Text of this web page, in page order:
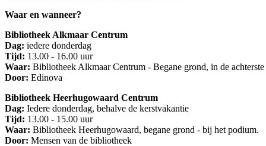
Waar en wanneer?
Bibliotheek Alkmaar Centrum
Dag: iedere donderdag
Tijd: 13.00 - 16.00 uur
Waar: Bibliotheek Alkmaar Centrum - Begane grond, in de
Door: Edinova
Bibliotheek Heerhugowaard Centrum
Dag: Iedere donderdag, behalve de kerstvakantie
Tijd: 13.00 - 15.00 uur
Waar: Bibliotheek Heerhugowaard, begane grond - bij het podium.
Door: Mensen van de bibliotheek